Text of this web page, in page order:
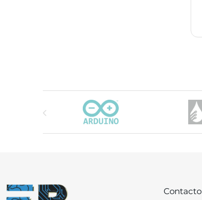
Carrusel de marcas
Contacto